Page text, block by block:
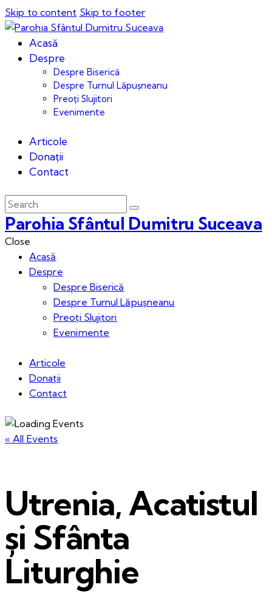
Skip to content Skip to footer
Acasă
Despre
Despre Biserică
Despre Turnul Lăpușneanu
Preoți Slujitori
Evenimente
Articole
Donații
Contact
Parohia Sfântul Dumitru Suceava
Close
Acasă
Despre
Despre Biserică
Despre Turnul Lăpușneanu
Preoți Slujitori
Evenimente
Articole
Donații
Contact
« All Events
Utrenia, Acatistul
și Sfânta
Liturghie